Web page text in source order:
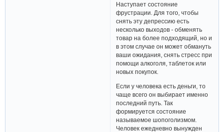
Наступает состояние
фрустрации. Для того, чтобы
снять эту депрессию есть
несколько выходов - обменять
товар на более подходящий, но и
в этом случае он может обмануть
ваши ожидания, снять стресс при
помощи алкоголя, таблеток или
новых покупок.
Если у человека есть деньги, то
чаще всего он выбирает именно
последний путь. Так
формируется состояние
называемое шопоголизмом.
Человек ежедневно вынужден